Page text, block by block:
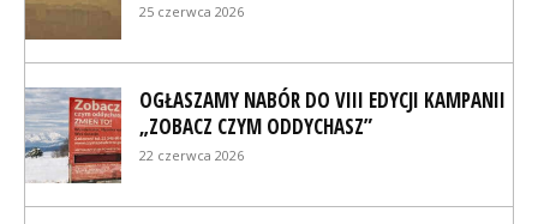
25 czerwca 2026
OGŁASZAMY NABÓR DO VIII EDYCJI KAMPANII
„ZOBACZ CZYM ODDYCHASZ”
22 czerwca 2026